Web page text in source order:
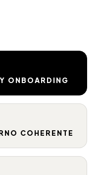
ONBOARDING
COHERENTE